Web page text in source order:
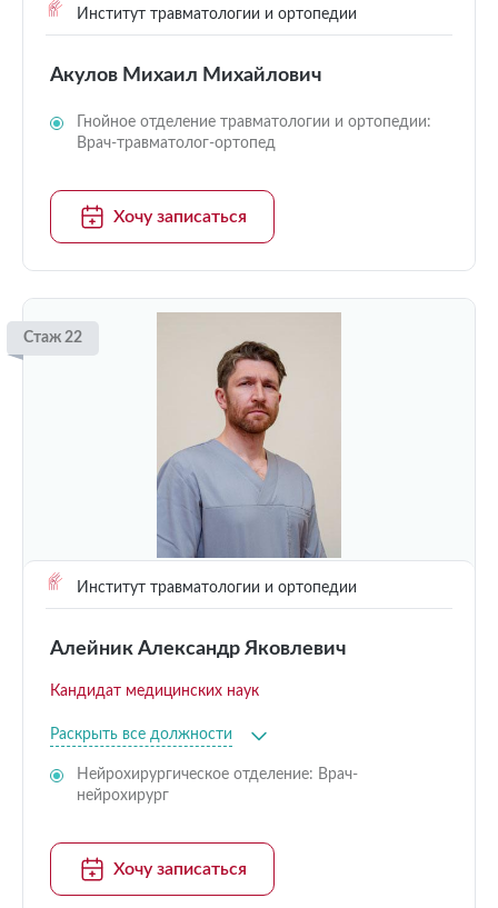
Институт травматологии и ортопедии
Акулов Михаил Михайлович
Гнойное отделение травматологии и ортопедии:
Врач-травматолог-ортопед
Хочу записаться
Стаж 22
Институт травматологии и ортопедии
Алейник Александр Яковлевич
Кандидат медицинских наук
Раскрыть все должности
Нейрохирургическое отделение: Врач-
нейрохирург
Хочу записаться